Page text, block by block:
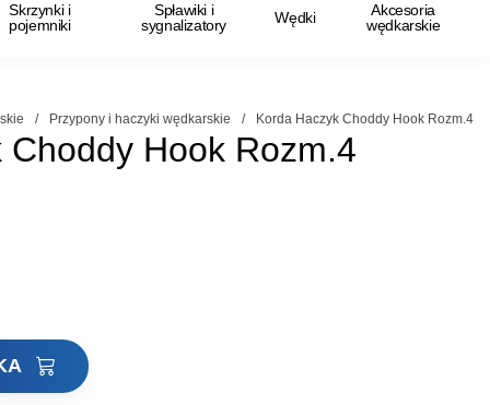
Skrzynki i
pojemniki
Spławiki i
sygnalizatory
Wędki
Akcesoria
wędkarskie
/ Przypony i haczyki wędkarskie / Korda Haczyk Choddy Hook Rozm.4
Hook Rozm.4